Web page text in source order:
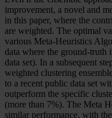
improvement, a novel and
in this paper, where the
are weighted. The optimal
various Meta-Heuristics
data where the ground-truth
data set). In a subsequent
weighted clustering
to a recent public data set
outperform the specific
(more than 7%). The Meta
similar performance, with